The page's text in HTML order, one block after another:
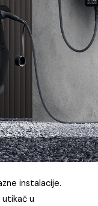
instalacije.
utikač u